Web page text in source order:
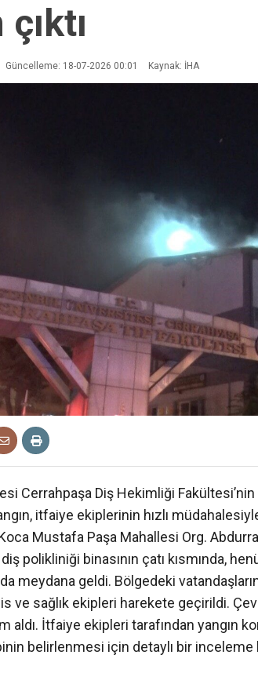
Güncelleme: 18-07-2026 00:01 Kaynak: İHA
Cerrahpaşa Diş Hekimliği Fakültesi’nin
itfaiye ekiplerinin hızlı
Mustafa Paşa Mahallesi Org.
polikliniği binasının çatı kısmında,
meydana geldi. Bölgedeki
ve sağlık ekipleri harekete geçirildi.
aldı. İtfaiye ekipleri tarafından yangın
belirlenmesi için detaylı bir inceleme